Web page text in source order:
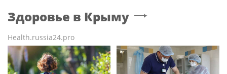
Здоровье в Крыму
Health.russia24.pro